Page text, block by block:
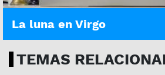
La luna en Virgo
TEMAS